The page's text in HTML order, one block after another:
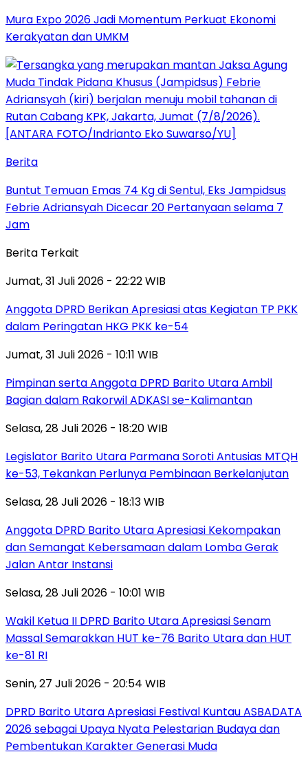
Mura Expo 2026 Jadi Momentum Perkuat Ekonomi
Kerakyatan dan UMKM
Berita
Buntut Temuan Emas 74 Kg di Sentul, Eks Jampidsus
Febrie Adriansyah Dicecar 20 Pertanyaan selama 7
Jam
Berita Terkait
Jumat, 31 Juli 2026 - 22:22 WIB
Anggota DPRD Berikan Apresiasi atas Kegiatan TP PKK
dalam Peringatan HKG PKK ke-54
Jumat, 31 Juli 2026 - 10:11 WIB
Pimpinan serta Anggota DPRD Barito Utara Ambil
Bagian dalam Rakorwil ADKASI se-Kalimantan
Selasa, 28 Juli 2026 - 18:20 WIB
Legislator Barito Utara Parmana Soroti Antusias MTQH
ke-53, Tekankan Perlunya Pembinaan Berkelanjutan
Selasa, 28 Juli 2026 - 18:13 WIB
Anggota DPRD Barito Utara Apresiasi Kekompakan
dan Semangat Kebersamaan dalam Lomba Gerak
Jalan Antar Instansi
Selasa, 28 Juli 2026 - 10:01 WIB
Wakil Ketua II DPRD Barito Utara Apresiasi Senam
Massal Semarakkan HUT ke-76 Barito Utara dan HUT
ke-81 RI
Senin, 27 Juli 2026 - 20:54 WIB
DPRD Barito Utara Apresiasi Festival Kuntau ASBADATA
2026 sebagai Upaya Nyata Pelestarian Budaya dan
Pembentukan Karakter Generasi Muda